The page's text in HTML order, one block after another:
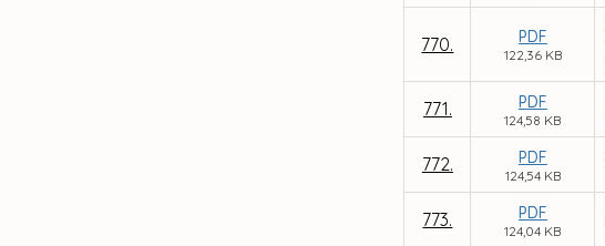
770. PDF
122,36 KB
771. PDF
124,58 KB
772. PDF
124,54 KB
773. PDF
124,04 KB